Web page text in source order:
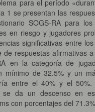
para el período
1 se presentan las
SOGS-RA para
en riesgo y jugadores
significativas entre
de respuestas afirmativas
en la categoría de
mínimo de 32.5% y un
entre el 40% y el
da un descenso en
con porcentajes del